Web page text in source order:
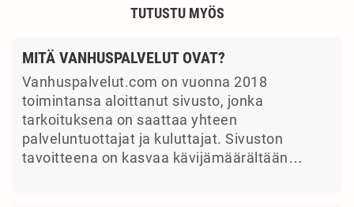
TUTUSTU MYÖS
MITÄ VANHUSPALVELUT OVAT?
Vanhuspalvelut.com on vuonna 2018
toimintansa aloittanut sivusto, jonka
tarkoituksena on saattaa yhteen
palveluntuottajat ja kuluttajat. Sivuston
tavoitteena on kasvaa kävijämäärältään…